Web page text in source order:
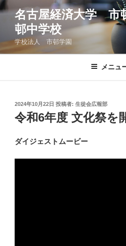
コ
ン
ツ
名古屋経済大学 市
邨中学校
学校法人 市邨学園
メニュ
投
稿
日:
2024年10月22日 投稿者: 生徒会広報部
令和6年度 文化祭を
ダイジェストムービー